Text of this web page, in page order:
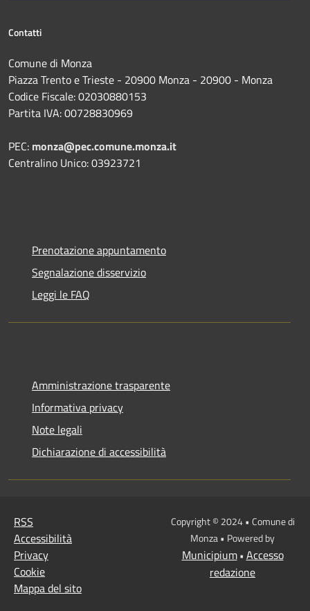
Contatti
Comune di Monza
Piazza Trento e Trieste - 20900 Monza - 20900 - Monza
Codice Fiscale: 02030880153
Partita IVA: 00728830969
PEC: monza@pec.comune.monza.it
Centralino Unico: 03923721
Prenotazione appuntamento
Segnalazione disservizio
Leggi le FAQ
Amministrazione trasparente
Informativa privacy
Note legali
Dichiarazione di accessibilità
RSS
Accessibilità
Privacy
Cookie
Mappa del sito
Copyright © 2024 • Comune di
Monza • Powered by
Municipium• Accesso
redazione